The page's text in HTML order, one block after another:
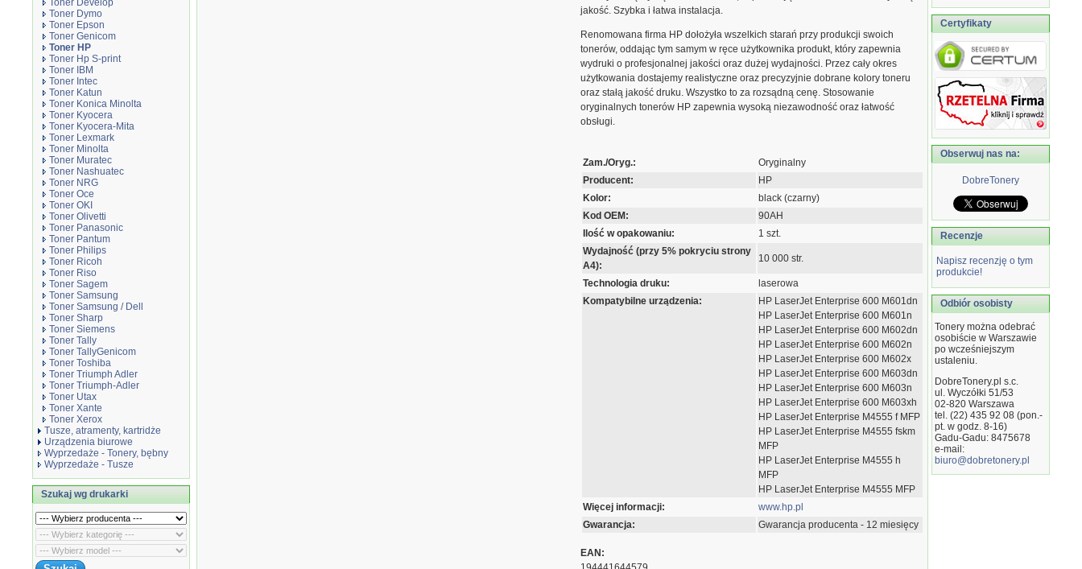
Toner Develop
Toner Dymo
Toner Epson
Toner Genicom
Toner HP
Toner Hp S-print
Toner IBM
Toner Intec
Toner Katun
Toner Konica Minolta
Toner Kyocera
Toner Kyocera-Mita
Toner Lexmark
Toner Minolta
Toner Muratec
Toner Nashuatec
Toner NRG
Toner Oce
Toner OKI
Toner Olivetti
Toner Panasonic
Toner Pantum
Toner Philips
Toner Ricoh
Toner Riso
Toner Sagem
Toner Samsung
Toner Samsung / Dell
Toner Sharp
Toner Siemens
Toner Tally
Toner TallyGenicom
Toner Toshiba
Toner Triumph Adler
Toner Triumph-Adler
Toner Utax
Toner Xante
Toner Xerox
Tusze, atramenty, kartridże
Urządzenia biurowe
Wyprzedaże - Tonery, bębny
Wyprzedaże - Tusze
Szukaj wg drukarki
jakość. Szybka i łatwa instalacja.
Renomowana firma HP dołożyła wszelkich starań przy produkcji swoich
tonerów, oddając tym samym w ręce użytkownika produkt, który zapewnia
wydruki o profesjonalnej jakości oraz dużej wydajności. Przez cały okres
użytkowania dostajemy realistyczne oraz precyzyjnie dobrane kolory toneru
oraz stałą jakość druku. Wszystko to za rozsądną cenę. Stosowanie
oryginalnych tonerów HP zapewnia wysoką niezawodność oraz łatwość
obsługi.
Zam./Oryg.:
Oryginalny
Producent:
HP
Kolor:
black (czarny)
Kod OEM:
90AH
Ilość w opakowaniu:
1 szt.
Wydajność (przy 5% pokryciu strony
A4):
10 000 str.
Technologia druku:
laserowa
Kompatybilne urządzenia:
HP LaserJet Enterprise 600 M601dn
HP LaserJet Enterprise 600 M601n
HP LaserJet Enterprise 600 M602dn
HP LaserJet Enterprise 600 M602n
HP LaserJet Enterprise 600 M602x
HP LaserJet Enterprise 600 M603dn
HP LaserJet Enterprise 600 M603n
HP LaserJet Enterprise 600 M603xh
HP LaserJet Enterprise M4555 f MFP
HP LaserJet Enterprise M4555 fskm
MFP
HP LaserJet Enterprise M4555 h
MFP
HP LaserJet Enterprise M4555 MFP
Więcej informacji:
www.hp.pl
Gwarancja:
Gwarancja producenta - 12 miesięcy
EAN:
Certyfikaty
Obserwuj nas na:
DobreTonery
Recenzje
Napisz recenzję o tym
produkcie!
Odbiór osobisty
Tonery można odebrać
osobiście w Warszawie
po wcześniejszym
ustaleniu.
DobreTonery.pl s.c.
ul. Wyczółki 51/53
02-820 Warszawa
tel. (22) 435 92 08 (pon.-
pt. w godz. 8-16)
Gadu-Gadu: 8475678
e-mail:
biuro@dobretonery.pl